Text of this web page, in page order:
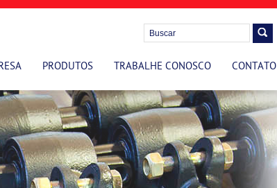
PRODUTOS TRABALHE CONOSCO CONTATO